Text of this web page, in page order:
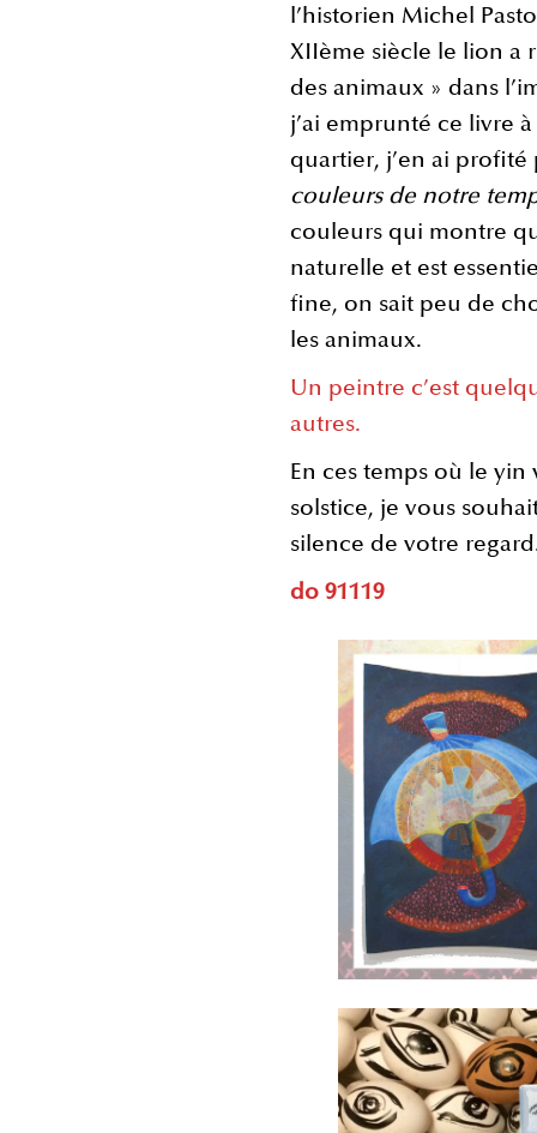
l’historien Michel
XIIème siècle le lion a
des animaux » dans
j’ai emprunté ce livre
quartier, j’en ai
couleurs de notre
couleurs qui montre
naturelle et est
fine, on sait peu de
les animaux.
Un peintre c’est
autres.
En ces temps où le
solstice, je vous
silence de votre
do 91119